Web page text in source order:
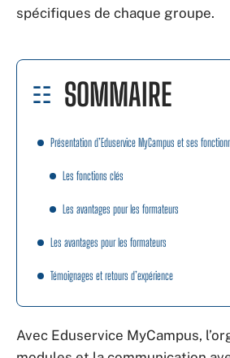
spécifiques de chaque groupe.
SOMMAIRE
Présentation d’Eduservice MyCampus et ses
Les fonctions clés
Les avantages pour les formateurs
Les avantages pour les formateurs
Témoignages et retours d’expérience
Avec Eduservice MyCampus,